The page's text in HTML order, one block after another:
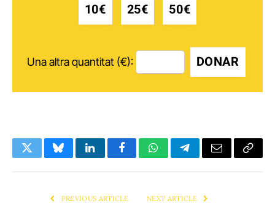
10€ 25€ 50€
Una altra quantitat (€): DONAR
TwitterBlueskyLinkedInFacebookWhatsAppTelegramEmail Copy
PREVIOUS ARTICLE NEXT ARTICLE